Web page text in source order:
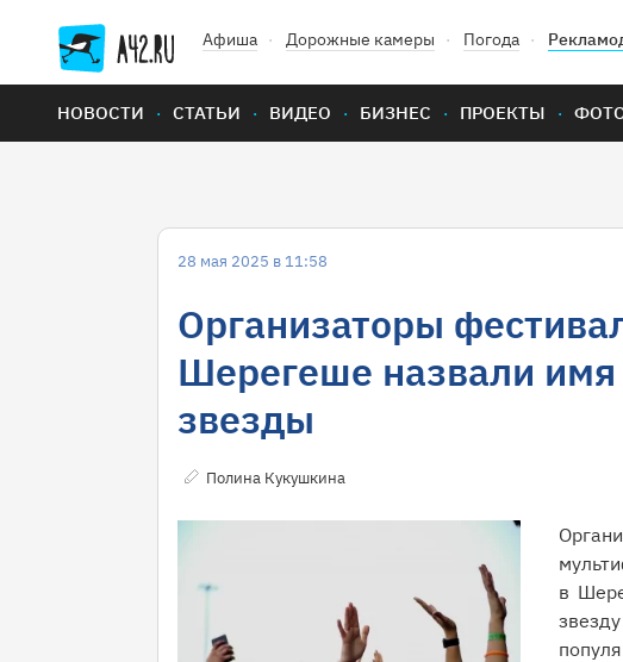
Афиша Дорожные камеры Погода
НОВОСТИ СТАТЬИ ВИДЕО БИЗНЕС ПРОЕКТЫ
28 мая 2025 в 11:58
Организаторы
Шерегеше назвали
звезды
Полина Кукушкина
в